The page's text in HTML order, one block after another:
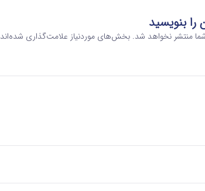
را بنویسید
منتشر نخواهد شد. بخش‌های موردنیاز علامت‌گذاری شده‌اند